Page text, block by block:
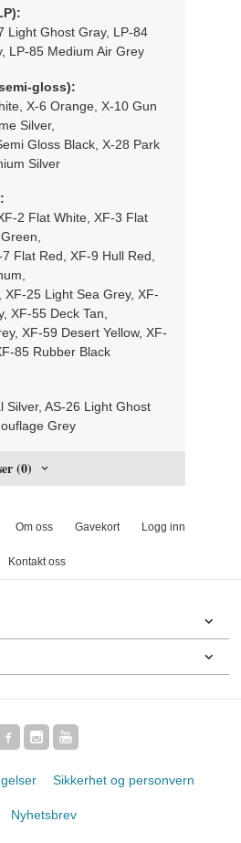
Light Ghost Gray, LP-84
LP-85 Medium Air Grey
gloss):
X-6 Orange, X-10 Gun
Silver,
Gloss Black, X-28 Park
Silver
2 Flat White, XF-3 Flat
Flat Red, XF-9 Hull Red,
XF-25 Light Sea Grey, XF-
XF-55 Deck Tan,
XF-59 Desert Yellow, XF-
85 Rubber Black
Silver, AS-26 Light Ghost
Grey
(0)
Om oss Gavekort Logg inn
Kontakt oss
Sikkerhet og personvern
Nyhetsbrev